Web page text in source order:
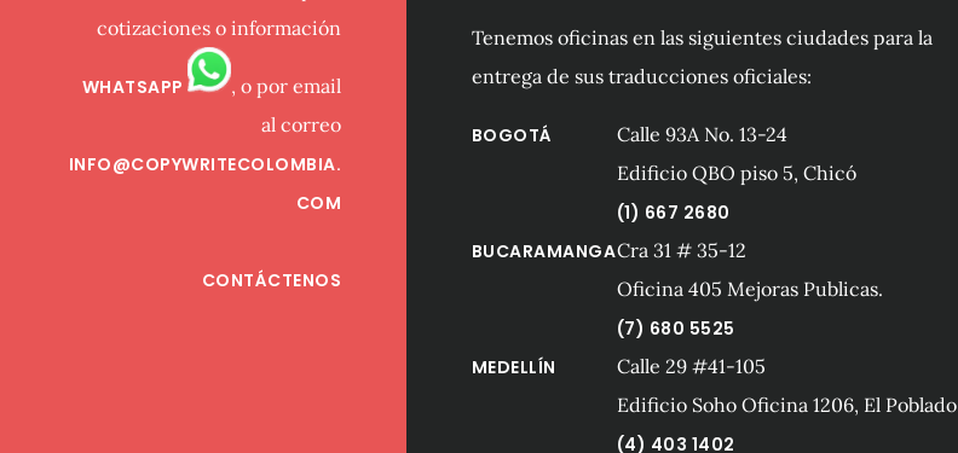
cotizaciones o información
WHATSAPP
, o por email
al correo
INFO@COPYWRITECOLOMBIA.
COM
CONTÁCTENOS
Tenemos oficinas en las siguientes ciudades para la
entrega de sus traducciones oficiales:
BOGOTÁ
Calle 93A No. 13-24
Edificio QBO piso 5, Chicó
(1) 667 2680
BUCARAMANGACra 31 # 35-12
Oficina 405 Mejoras Publicas.
(7) 680 5525
MEDELLÍN
Calle 29 #41-105
Edificio Soho Oficina 1206, El Poblado
(4) 403 1402